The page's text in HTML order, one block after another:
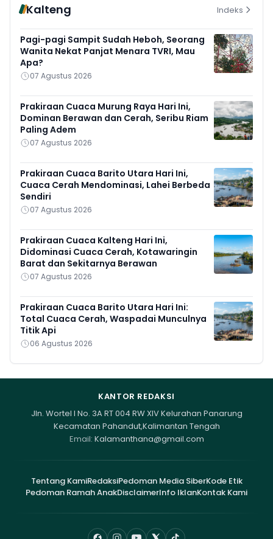
Kalteng Indeks
Pagi-pagi Sampit Sudah Heboh, Seorang
Wanita Nekat Panjat Menara TVRI, Mau
Apa?
07 Agustus 2026
Prakiraan Cuaca Murung Raya Hari Ini,
Dominan Berawan dan Cerah, Seribu Riam
Paling Adem
07 Agustus 2026
Prakiraan Cuaca Barito Utara Hari Ini,
Cuaca Cerah Mendominasi, Lahei Berbeda
Sendiri
07 Agustus 2026
Prakiraan Cuaca Kalteng Hari Ini,
Didominasi Cuaca Cerah, Kotawaringin
Barat dan Sekitarnya Berawan
07 Agustus 2026
Prakiraan Cuaca Barito Utara Hari Ini:
Total Cuaca Cerah, Waspadai Munculnya
Titik Api
06 Agustus 2026
KANTOR REDAKSI
Jln. Wortel I No. 3A RT 004 RW XIV Kelurahan Panarung
Kecamatan Pahandut,Kalimantan Tengah
Email: Kalamanthana@gmail.com
Tentang KamiRedaksiPedoman Media SiberKode Etik
Pedoman Ramah AnakDisclaimerInfo IklanKontak Kami